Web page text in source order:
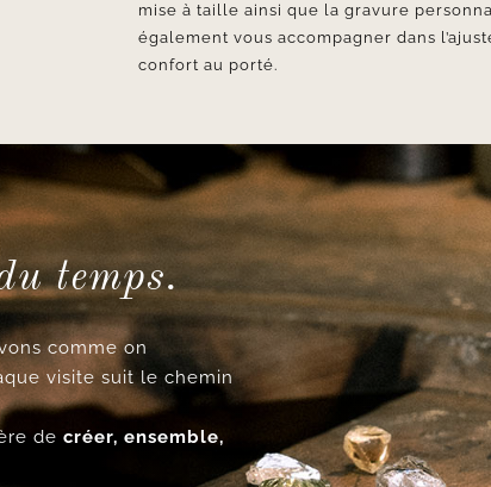
mise à taille ainsi que la gravure
également vous accompagner dans
confort au porté.
temps.
comme on
visite suit le chemin
de créer, ensemble,